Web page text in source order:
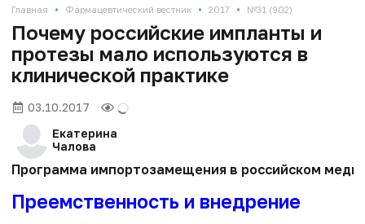
Главная • Фармацевтический вестник • 2017 • №31 (902)
Почему российские импланты и
протезы мало используются в
клинической практике
03.10.2017
Екатерина
Чалова
Программа импортозамещения в российском
Преемственность и внедрение